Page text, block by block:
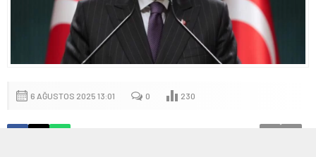
6 AĞUSTOS 2025 13:01 0 230